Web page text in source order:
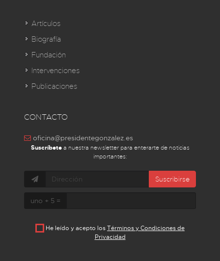
Artículos
Biografía
Fundación
Intervenciones
Publicaciones
CONTACTO
oficina@presidentegonzalez.es
Suscríbetea nuestra newsletter para enterarte de noticias
importantes:
Suscribirse
uno + 5 =
He leído y acepto losTérminos y Condiciones de
Privacidad